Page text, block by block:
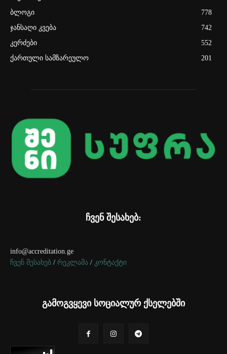
ბლოგი
778
ჯანსაღი კვება
742
კერძები
552
ქართული სამზარეულო
201
ჩვენ შესახებ:
info@accreditation.ge
ჩვენ შესახებ / რეკლამა / კონტაქტი
გამოგვყევი სოციალურ ქსელებში